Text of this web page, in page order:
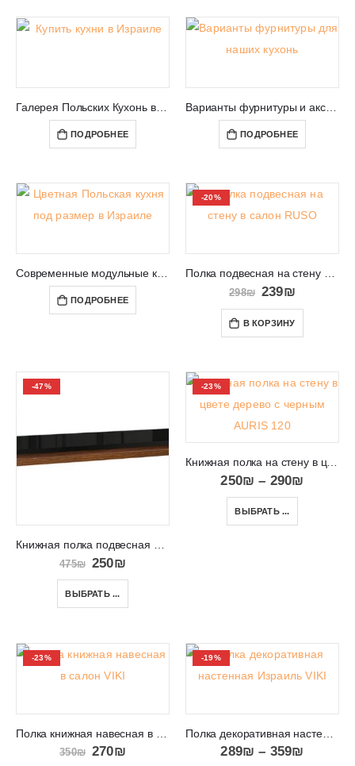
Галерея Польских Кухонь в Израиле
ПОДРОБНЕЕ
Варианты фурнитуры и аксессуаров для кухонь из Польши
ПОДРОБНЕЕ
Современные модульные кухни из Польши в Израиле KAMMONO
ПОДРОБНЕЕ
-20%
298₪ 239₪
В КОРЗИНУ
-47%
475₪ 250₪
ВЫБРАТЬ ...
-23%
250₪ – 290₪
ВЫБРАТЬ ...
-23%
350₪ 270₪
-19%
Полка декоративная настенная Израиль VIKI 13
289₪ – 359₪